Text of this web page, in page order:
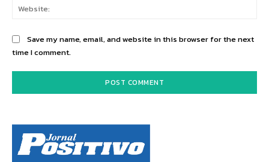
Save my name, email, and website in this browser for the next
time I comment.